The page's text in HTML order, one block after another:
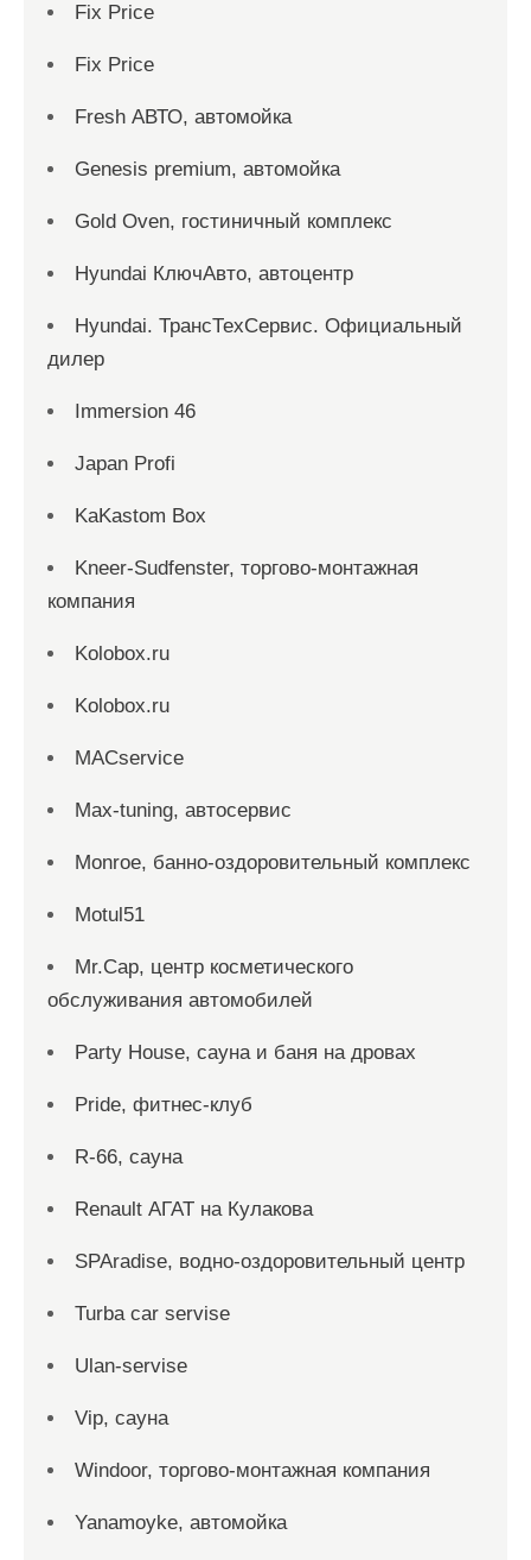
Fix Price
Fix Price
Fresh АВТО, автомойка
Genesis premium, автомойка
Gold Oven, гостиничный комплекс
Hyundai КлючАвто, автоцентр
Hyundai. ТрансТехСервис. Официальный
дилер
Immersion 46
Japan Profi
KaKastom Box
Kneer-Sudfenster, торгово-монтажная
компания
Kolobox.ru
Kolobox.ru
MACservice
Max-tuning, автосервис
Monroe, банно-оздоровительный комплекс
Motul51
Mr.Cap, центр косметического
обслуживания автомобилей
Party House, сауна и баня на дровах
Pride, фитнес-клуб
R-66, сауна
Renault АГАТ на Кулакова
SPAradise, водно-оздоровительный центр
Turba car servise
Ulan-servise
Vip, сауна
Windoor, торгово-монтажная компания
Yanamoyke, автомойка